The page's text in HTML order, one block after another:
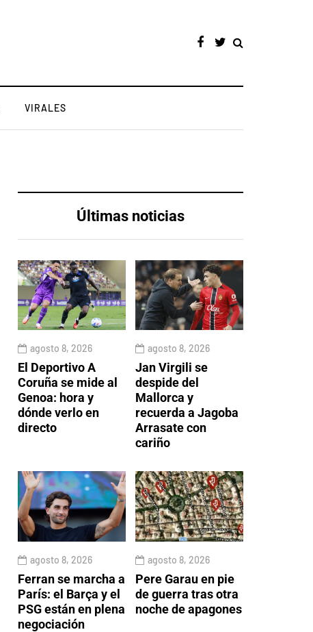
VIRALES
Últimas noticias
agosto 8, 2026
El Deportivo A
Coruña se mide al
Genoa: hora y
dónde verlo en
directo
agosto 8, 2026
Jan Virgili se
despide del
Mallorca y
recuerda a Jagoba
Arrasate con
cariño
agosto 8, 2026
Ferran se marcha a
París: el Barça y el
PSG están en plena
negociación
agosto 8, 2026
Pere Garau en pie
de guerra tras otra
noche de apagones